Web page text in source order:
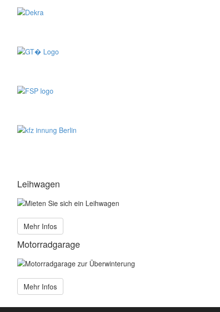
Leihwagen
Mehr Infos
Motorradgarage
Mehr Infos
Copyright © 2026 OTT-autoservice.de